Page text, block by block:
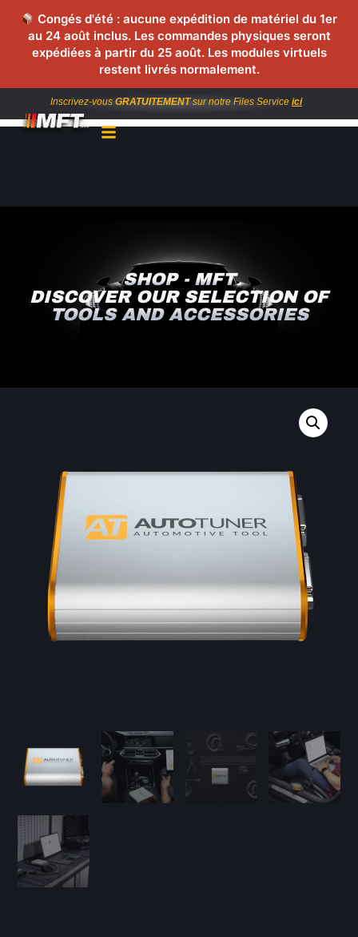
Congés d'été : aucune expédition de matériel du 1er
au 24 août inclus. Les commandes physiques seront
expédiées à partir du 25 août. Les modules virtuels
restent livrés normalement.
Inscrivez-vous GRATUITEMENTsur notre Files Service ici
SHOP - MFT
DISCOVER OUR SELECTION OF
TOOLS AND ACCESSORIES